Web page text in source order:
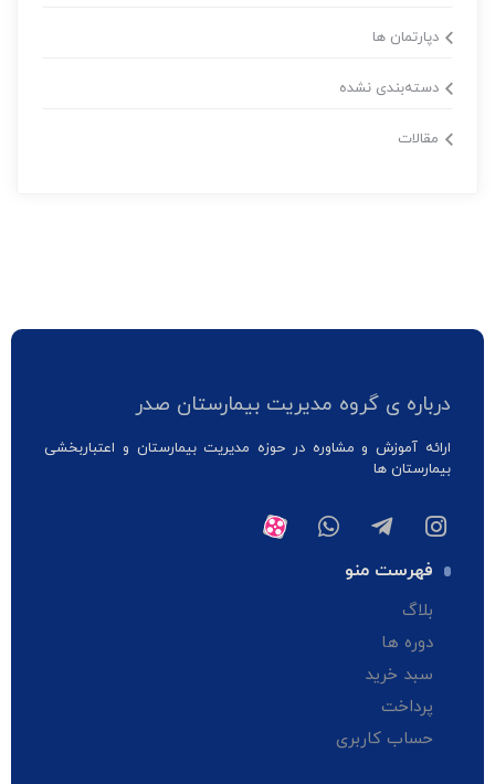
دپارتمان ها
دسته‌بندی نشده
مقالات
درباره ی گروه مدیریت بیمارستان صدر
ارائه آموزش و مشاوره در حوزه مدیریت بیمارستان و اعتباربخشی
بیمارستان ها
فهرست منو
بلاگ
دوره ها
سبد خرید
پرداخت
حساب کاربری